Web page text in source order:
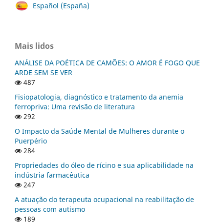
Español (España)
Mais lidos
ANÁLISE DA POÉTICA DE CAMÕES: O AMOR É FOGO QUE
ARDE SEM SE VER
487
Fisiopatologia, diagnóstico e tratamento da anemia
ferropriva: Uma revisão de literatura
292
O Impacto da Saúde Mental de Mulheres durante o
Puerpério
284
Propriedades do óleo de rícino e sua aplicabilidade na
indústria farmacêutica
247
A atuação do terapeuta ocupacional na reabilitação de
pessoas com autismo
189